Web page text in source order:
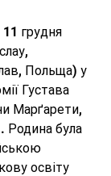
грудня
Польща) у
Густава
Марґарети,
Родина була
освіту